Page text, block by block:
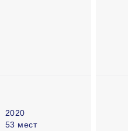
2020
53 мест